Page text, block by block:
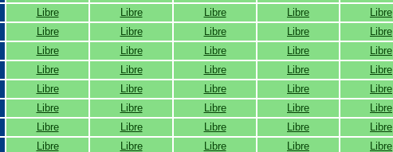
Libre Libre Libre Libre Libre
Libre Libre Libre Libre Libre
Libre Libre Libre Libre Libre
Libre Libre Libre Libre Libre
Libre Libre Libre Libre Libre
Libre Libre Libre Libre Libre
Libre Libre Libre Libre Libre
Libre Libre Libre Libre Libre